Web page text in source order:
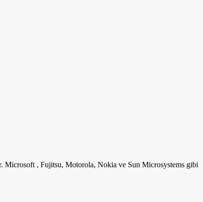
Microsoft , Fujitsu, Motorola, Nokia ve Sun Microsystems gibi